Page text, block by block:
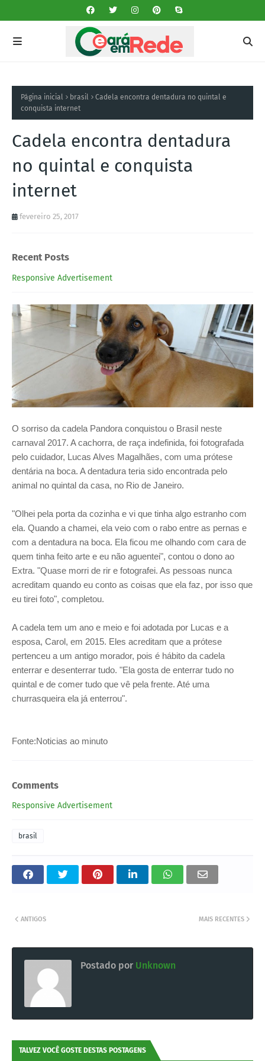
Página inicial brasil
Cadela encontra dentadura no quintal e
conquista internet
Cadela encontra dentadura
no quintal e conquista
internet
fevereiro 25, 2017
Recent Posts
Responsive Advertisement
O sorriso da cadela Pandora conquistou o Brasil neste
carnaval 2017. A cachorra, de raça indefinida, foi fotografada
pelo cuidador, Lucas Alves Magalhães, com uma prótese
dentária na boca. A dentadura teria sido encontrada pelo
animal no quintal da casa, no Rio de Janeiro.
"Olhei pela porta da cozinha e vi que tinha algo estranho com
ela. Quando a chamei, ela veio com o rabo entre as pernas e
com a dentadura na boca. Ela ficou me olhando com cara de
quem tinha feito arte e eu não aguentei", contou o dono ao
Extra. "Quase morri de rir e fotografei. As pessoas nunca
acreditam quando eu conto as coisas que ela faz, por isso que
eu tirei foto", completou.
A cadela tem um ano e meio e foi adotada por Lucas e a
esposa, Carol, em 2015. Eles acreditam que a prótese
pertenceu a um antigo morador, pois é hábito da cadela
enterrar e desenterrar tudo. "Ela gosta de enterrar tudo no
quintal e de comer tudo que vê pela frente. Até uma
churrasqueira ela já enterrou".
Fonte:Noticias ao minuto
Comments
Responsive Advertisement
brasil
MAIS RECENTES
ANTIGOS
Postado por Unknown
TALVEZ VOCÊ GOSTE DESTAS POSTAGENS